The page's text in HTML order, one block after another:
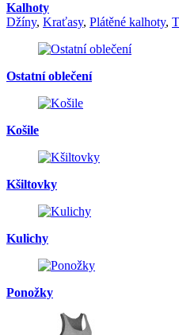
Kalhoty
Džíny, Kraťasy, Plátěné kalhoty,
Ostatní oblečení
Košile
Kšiltovky
Kulichy
Ponožky